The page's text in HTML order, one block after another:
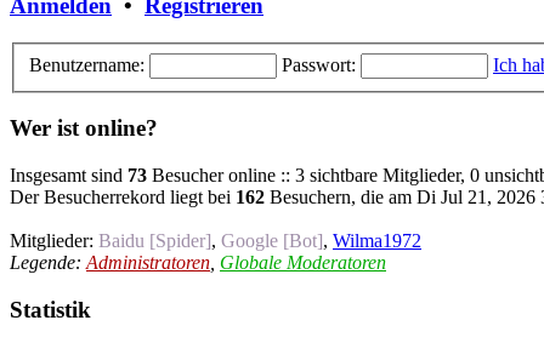
Anmelden • Registrieren
Benutzername: Passwort: Ich
Wer ist online?
Insgesamt sind 73 Besucher online :: 3 sichtbare Mitglieder, 0
Der Besucherrekord liegt bei 162 Besuchern, die am Di Jul 21,
Mitglieder: Baidu [Spider], Google [Bot], Wilma1972
Legende: Administratoren Globale Moderatoren
Statistik